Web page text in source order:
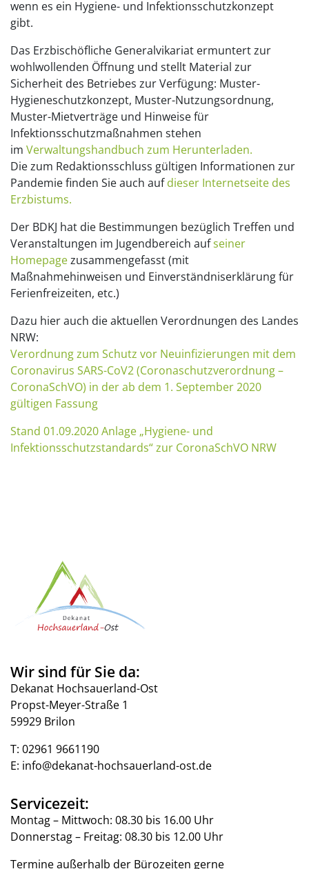
wenn es ein Hygiene- und Infektionsschutzkonzept
gibt.
Das Erzbischöfliche Generalvikariat ermuntert zur
wohlwollenden Öffnung und stellt Material zur
Sicherheit des Betriebes zur Verfügung: Muster-
Hygieneschutzkonzept, Muster-Nutzungsordnung,
Muster-Mietverträge und Hinweise für
Infektionsschutzmaßnahmen stehen
im Verwaltungshandbuch zum Herunterladen.
Die zum Redaktionsschluss gültigen Informationen zur
Pandemie finden Sie auch aufdieser Internetseite des
Erzbistums.
Der BDKJ hat die Bestimmungen bezüglich Treffen und
Veranstaltungen im Jugendbereich aufseiner
Homepagezusammengefasst (mit
Maßnahmehinweisen und Einverständniserklärung für
Ferienfreizeiten, etc.)
Dazu hier auch die aktuellen Verordnungen des Landes
NRW:
Verordnung zum Schutz vor Neuinfizierungen mit dem
Coronavirus SARS-CoV2 (Coronaschutzverordnung –
CoronaSchVO) in der ab dem 1. September 2020
gültigen Fassung
Stand 01.09.2020 Anlage „Hygiene- und
Infektionsschutzstandards“ zur CoronaSchVO NRW
Wir sind für Sie da:
Dekanat Hochsauerland-Ost
Propst-Meyer-Straße 1
59929 Brilon
T: 02961 9661190
E: info@dekanat-hochsauerland-ost.de
Servicezeit:
Montag – Mittwoch: 08.30 bis 16.00 Uhr
Donnerstag – Freitag: 08.30 bis 12.00 Uhr
Termine außerhalb der Bürozeiten gerne